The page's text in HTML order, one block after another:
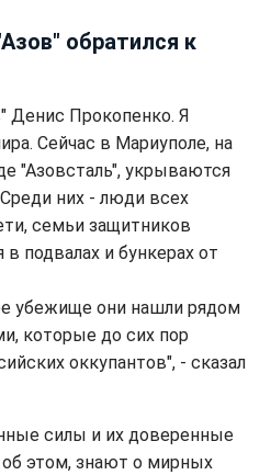
обратился к
Денис Прокопенко. Я
Сейчас в Мариуполе, на
"Азовсталь", укрываются
них - люди всех
семьи защитников
подвалах и бункерах от
убежище они нашли рядом
которые до сих пор
оккупантов", - сказал
силы и их доверенные
этом, знают о мирных